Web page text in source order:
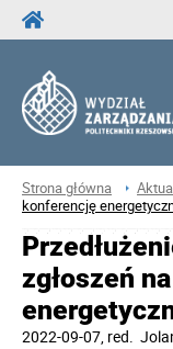
Strona główna
konferencję
zgłoszeń
2022-09-07, red.